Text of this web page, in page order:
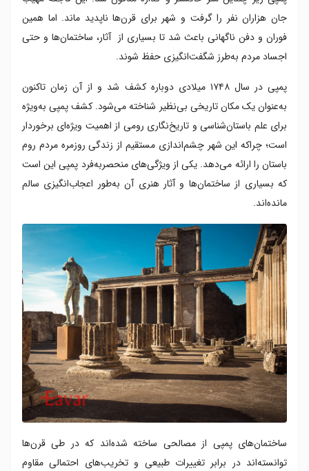
جان هزاران نفر را گرفت و شهر برای قرن‌ها ناپدید ماند. اما همین
فوران و دفن ناگهانی باعث شد تا بسیاری از آثار، ساختمان‌ها و حتی
اجساد مردم به‌طرز شگفت‌انگیزی حفظ شوند.
پمپی در سال ۱۷۴۸ میلادی دوباره کشف شد و از آن زمان تاکنون
به‌عنوان یک مکان تاریخی بی‌نظیر شناخته می‌شود. کشف پمپی به‌ویژه
برای علم باستان‌شناسی و تاریخ‌نگاری رومی از اهمیت ویژه‌ای برخوردار
است؛ چراکه این شهر چشم‌اندازی مستقیم از زندگی روزمره مردم روم
باستان را ارائه می‌دهد. یکی از ویژگی‌های منحصربه‌فرد پمپی این است
که بسیاری از ساختمان‌ها و آثار هنری آن به‌طور اعجاب‌انگیزی سالم
مانده‌اند.
ساختمان‌های پمپی از مصالحی ساخته شده‌اند که در طی قرن‌ها
توانسته‌اند در برابر تغییرات طبیعی و تخریب‌های احتمالی مقاوم